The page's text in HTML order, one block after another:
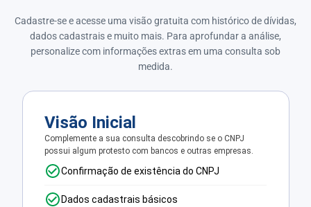
Cadastre-se e acesse uma visão gratuita com histórico de dívidas,
dados cadastrais e muito mais. Para aprofundar a análise,
personalize com informações extras em uma consulta sob
medida.
Visão Inicial
Complemente a sua consulta descobrindo se o CNPJ
possui algum protesto com bancos e outras empresas.
Confirmação de existência do CNPJ
Dados cadastrais básicos